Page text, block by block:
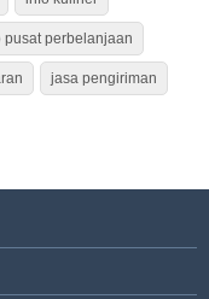
pusat perbelanjaan
jasa pengiriman